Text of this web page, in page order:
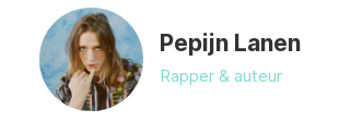
Pepijn Lanen
Rapper & auteur